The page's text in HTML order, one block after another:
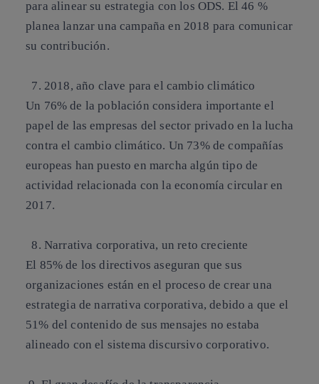
para alinear su estrategia con los ODS. El 46 %
planea lanzar una campaña en 2018 para comunicar
su contribución.
7. 2018, año clave para el cambio climático
Un 76% de la población considera importante el
papel de las empresas del sector privado en la lucha
contra el cambio climático. Un 73% de compañías
europeas han puesto en marcha algún tipo de
actividad relacionada con la economía circular en
2017.
8. Narrativa corporativa, un reto creciente
El 85% de los directivos aseguran que sus
organizaciones están en el proceso de crear una
estrategia de narrativa corporativa, debido a que el
51% del contenido de sus mensajes no estaba
alineado con el sistema discursivo corporativo.